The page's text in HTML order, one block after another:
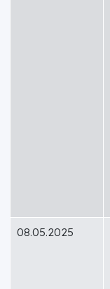
08.05.2025